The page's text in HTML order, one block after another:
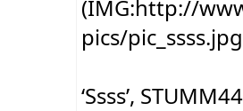
(IMG:http://
pics/pic_ssss.jpg
‘Ssss’,